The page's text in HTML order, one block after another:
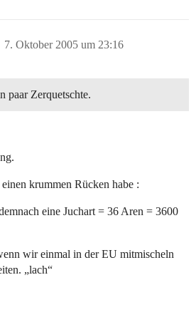
7. Oktober 2005 um 23:16
paar Zerquetschte.
krummen Rücken habe :
eine Juchart = 36 Aren = 3600
wir einmal in der EU mitmischeln
„lach“